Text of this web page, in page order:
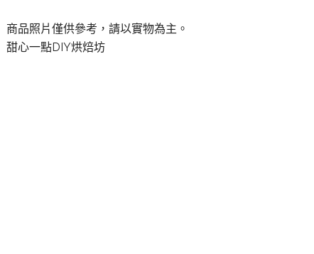
商品照片僅供參考，請以實物為主。
甜心一點DIY烘焙坊